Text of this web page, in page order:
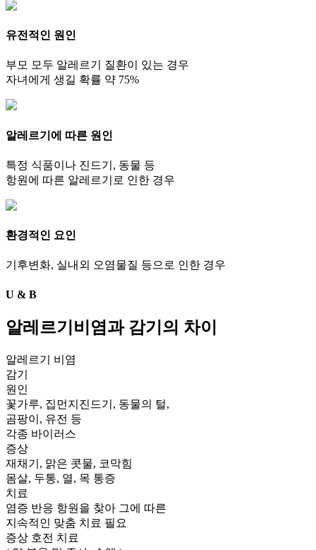
유전적인 원인
부모 모두 알레르기 질환이 있는 경우
자녀에게 생길 확률 약 75%
알레르기에 따른 원인
특정 식품이나 진드기, 동물 등
항원에 따른 알레르기로 인한 경우
환경적인 요인
기후변화, 실내외 오염물질 등으로 인한 경우
U & B
알레르기비염과 감기의 차이
알레르기 비염
감기
원인
꽃가루, 집먼지진드기, 동물의 털,
곰팡이, 유전 등
각종 바이러스
증상
재채기, 맑은 콧물, 코막힘
몸살, 두통, 열, 목 통증
치료
염증 반응 항원을 찾아 그에 따른
지속적인 맞춤 치료 필요
증상 호전 치료